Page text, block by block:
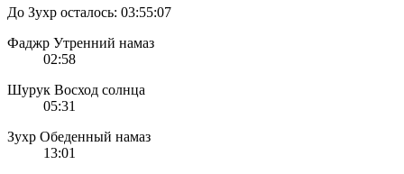
До Зухр осталось: 03:55:07
Фаджр Утренний намаз
02:58
Шурук Восход солнца
05:31
Зухр Обеденный намаз
13:01